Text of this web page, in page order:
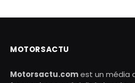
MOTORSACTU
Motorsactu.comest un média